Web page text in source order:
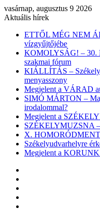
vasárnap, augusztus 9 2026
Aktuális hírek
ETTŐL MÉG NEM
vízgyűjtőjébe
KOMOLYSÁG! – 30.
szakmai fórum
KIÁLLÍTÁS –
menyasszony
Megjelent a VÁRAD
SIMÓ MÁRTON –
irodalommal?
Megjelent a
SZÉKELYMUZSNA –
X.
Székelyudvarhelyre
Megjelent a KORUNK